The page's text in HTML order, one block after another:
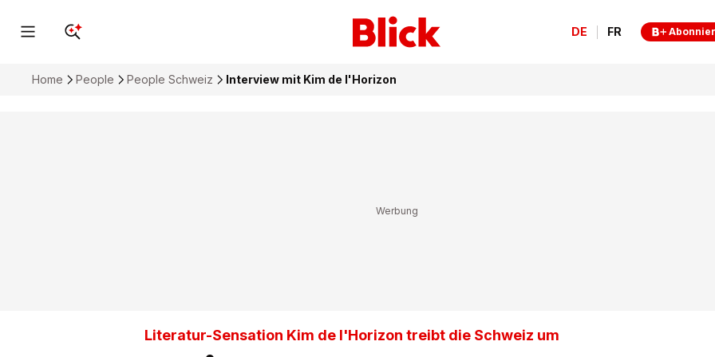
DE FR
Home People People Schweiz Interview mit Kim de l'Horizon
Literatur-Sensation Kim de l'Horizon treibt die Schweiz um